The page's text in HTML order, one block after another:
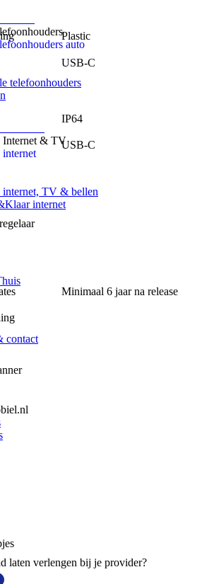
auto
fiets
bureau
telefoonhouders
& TV
Internet & TV
& TV
TV & bellen
internet
contact
Plastic
USB-C
IP64
USB-C
Minimaal 6 jaar na release
laten verlengen bij je provider?